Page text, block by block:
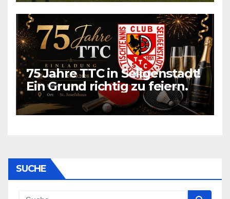
75 Jahre TTC in Seligenstadt!
Ein Grund richtig zu feiern.
SUCHE